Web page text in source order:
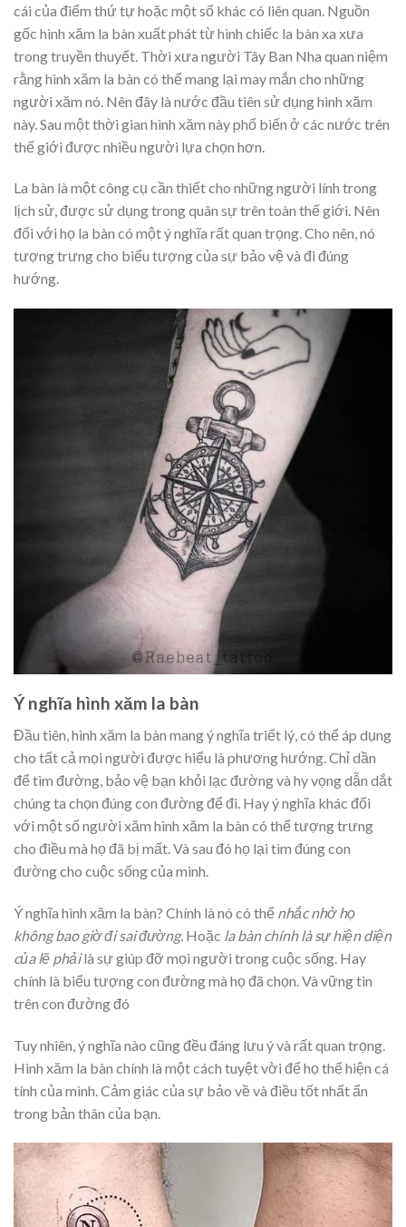
cái của điểm thứ tự hoặc một số khác có liên quan. Nguồn
gốc hình xăm la bàn xuất phát từ hình chiếc la bàn xa xưa
trong truyền thuyết. Thời xưa người Tây Ban Nha quan niệm
rằng hình xăm la bàn có thể mang lại may mắn cho những
người xăm nó. Nên đây là nước đầu tiên sử dụng hình xăm
này. Sau một thời gian hình xăm này phổ biến ở các nước trên
thế giới được nhiều người lựa chọn hơn.
La bàn là một công cụ cần thiết cho những người lính trong
lịch sử, được sử dụng trong quân sự trên toàn thế giới. Nên
đối với họ la bàn có một ý nghĩa rất quan trọng. Cho nên, nó
tượng trưng cho biểu tượng của sự bảo vệ và đi đúng
hướng.
Ý nghĩa hình xăm la bàn
Đầu tiên, hình xăm la bàn mang ý nghĩa triết lý, có thể áp dụng
cho tất cả mọi người được hiểu là phương hướng. Chỉ dần
để tìm đường, bảo vệ bạn khỏi lạc đường và hy vọng dẫn dắt
chúng ta chọn đúng con đường để đi. Hay ý nghĩa khác đối
với một số người xăm hình xăm la bàn có thể tượng trưng
cho điều mà họ đã bị mất. Và sau đó họ lại tìm đúng con
đường cho cuộc sống của mình.
Ý nghĩa hình xăm la bàn? Chính là nó có thể nhắc nhở họ
không bao giờ đi sai đường. Hoặc la bàn chính là sự hiện diện
của lẽ phảilà sự giúp đỡ mọi người trong cuộc sống. Hay
chính là biểu tượng con đường mà họ đã chọn. Và vững tin
trên con đường đó
Tuy nhiên, ý nghĩa nào cũng đều đáng lưu ý và rất quan trọng.
Hình xăm la bàn chính là một cách tuyệt vời để họ thể hiện cá
tính của mình. Cảm giác của sự bảo về và điều tốt nhất ẩn
trong bản thân của bạn.